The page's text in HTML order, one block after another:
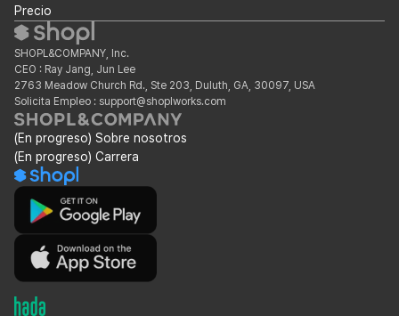
Precio
SHOPL&COMPANY, Inc.
CEO : Ray Jang, Jun Lee
2763 Meadow Church Rd., Ste 203, Duluth, GA, 30097, USA
Solicita Empleo : support@shoplworks.com
(En progreso) Sobre nosotros
(En progreso) Carrera